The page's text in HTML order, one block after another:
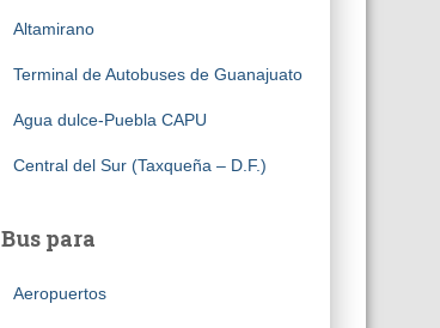
Altamirano
Terminal de Autobuses de Guanajuato
Agua dulce-Puebla CAPU
Central del Sur (Taxqueña – D.F.)
Bus para
Aeropuertos